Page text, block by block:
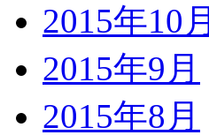
2015年10月
2015年9月
2015年8月